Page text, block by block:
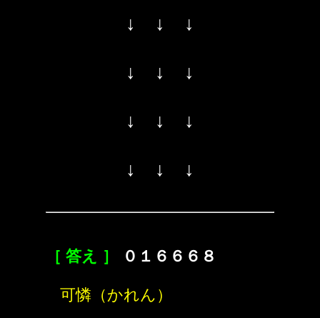
↓ ↓ ↓
↓ ↓ ↓
↓ ↓ ↓
↓ ↓ ↓
［ 答え ］ ０１６６６８
可憐（かれん）